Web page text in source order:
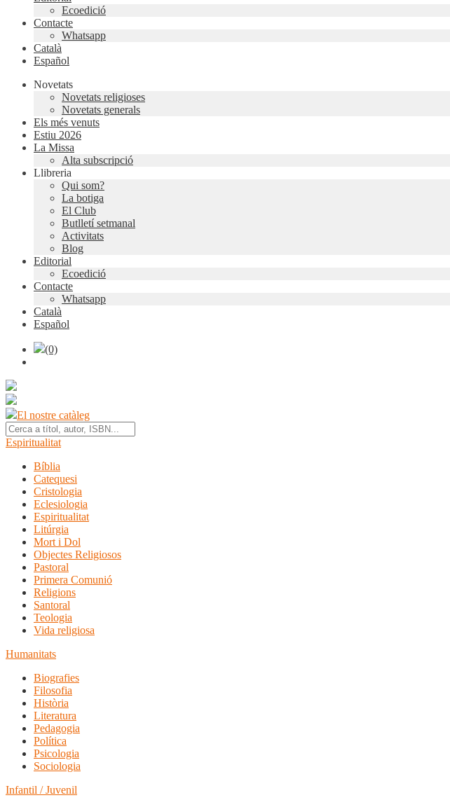
Ecoedició
Contacte
Whatsapp
Català
Español
Novetats
Novetats religioses
Novetats generals
Els més venuts
Estiu 2026
La Missa
Alta subscripció
Llibreria
Qui som?
La botiga
El Club
Butlletí setmanal
Activitats
Blog
Editorial
Ecoedició
Contacte
Whatsapp
Català
Español
(0)
El nostre catàleg
Espiritualitat
Bíblia
Catequesi
Cristologia
Eclesiologia
Espiritualitat
Litúrgia
Mort i Dol
Objectes Religiosos
Pastoral
Primera Comunió
Religions
Santoral
Teologia
Vida religiosa
Humanitats
Biografies
Filosofia
Història
Literatura
Pedagogia
Política
Psicologia
Sociologia
Infantil / Juvenil